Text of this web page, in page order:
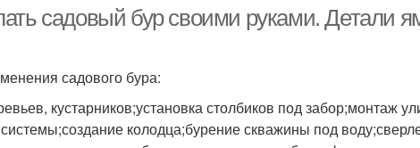
садовый бур своими руками. Детали
садового бура:
кустарников;установка столбиков под забор;монтаж
колодца;бурение скважины под